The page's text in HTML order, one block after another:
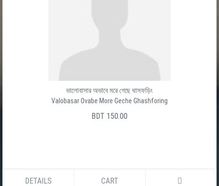
ভালোবাসার অভাবে মরে গেছে ঘাসফড়িং
Valobasar Ovabe More Geche Ghashforing
BDT 150.00
DETAILS CART